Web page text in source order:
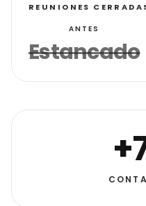
REUNIONES
ANTES
Estancado